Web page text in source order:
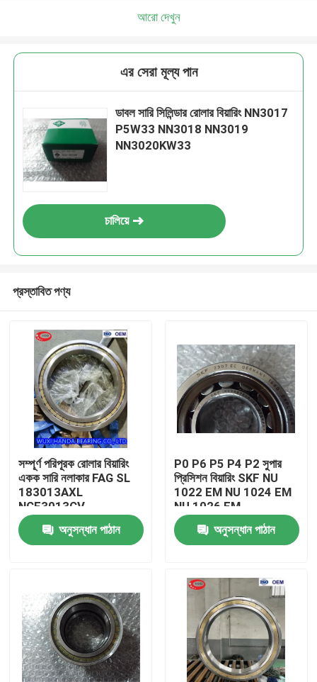
পণ্য
আমাদের সম্পর্কে
আরো দেখুন
এর সেরা মূল্য পান
ডাবল সারি সিলিন্ডার রোলার বিয়ারিং NN3017
P5W33 NN3018 NN3019
NN3020KW33
চালিয়ে
প্রস্তাবিত পণ্য
সম্পূর্ণ পরিপূরক রোলার বিয়ারিং
একক সারি নলাকার FAG SL
183013AXL
NCF3013CV
অনুসন্ধান পাঠান
P0 P6 P5 P4 P2 সুপার
প্রিসিশন বিয়ারিং SKF NU
1022 EM NU 1024 EM
NU 1026 EM
অনুসন্ধান পাঠান